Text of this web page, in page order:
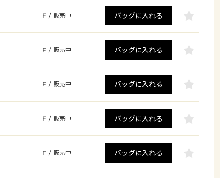
F / 販売中 バッグに入れる
F / 販売中 バッグに入れる
F / 販売中 バッグに入れる
F / 販売中 バッグに入れる
F / 販売中 バッグに入れる